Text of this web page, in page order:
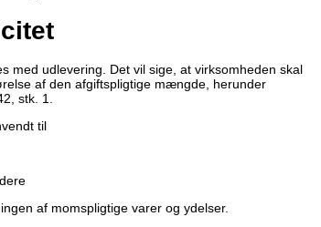
med udlevering. Det vil sige, at virksomheden skal
af den afgiftspligtige mængde, herunder
stk. 1.
til
af momspligtige varer og ydelser.